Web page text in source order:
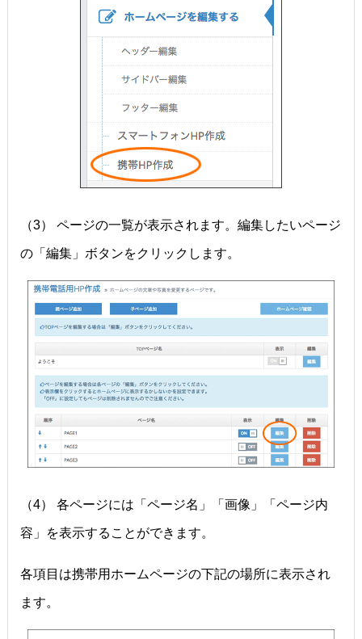
（3） ページの一覧が表示されます。編集したいページ
の「編集」ボタンをクリックします。
（4） 各ページには「ページ名」「画像」「ページ内
容」を表示することができます。
各項目は携帯用ホームページの下記の場所に表示され
ます。